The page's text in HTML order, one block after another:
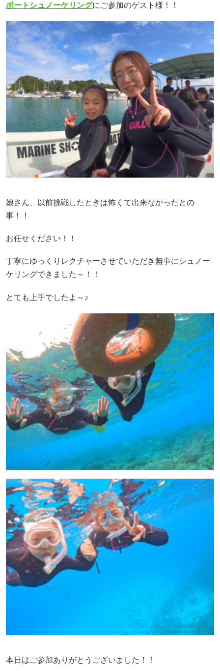
ボートシュノーケリングにご参加のゲスト様！！
娘さん、以前挑戦したときは怖くて出来なかったとの
事！！
お任せください！！
丁寧にゆっくりレクチャーさせていただき無事にシュノー
ケリングできました～！！
とても上手でしたよ～♪
本日はご参加ありがとうございました！！